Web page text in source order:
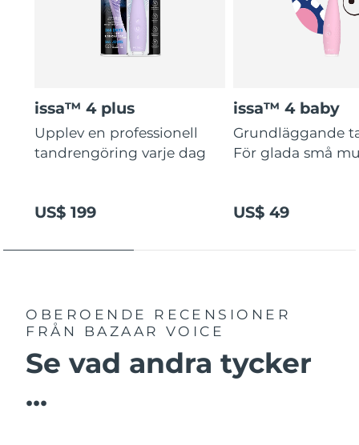
issa™ 4 plus
Upplev en professionell
tandrengöring varje dag
US$ 199
issa™ 4 baby
Grundläggande
För glada små
US$ 49
OBEROENDE RECENSIONER
FRÅN BAZAAR VOICE
Se vad andra tycker
...